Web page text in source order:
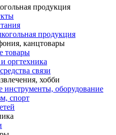
продукция
продукция
канцтовары
товары
оргтехника
связи
хобби
оборудование
спорт